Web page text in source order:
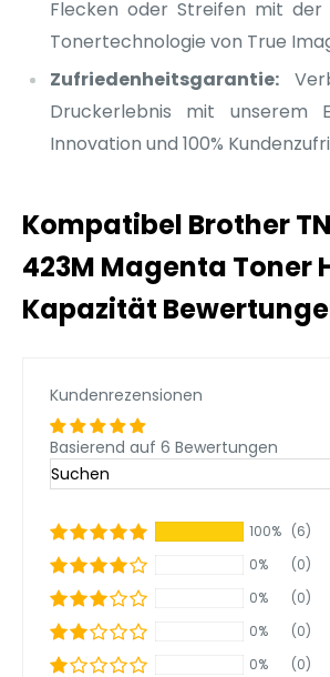
Flecken oder Streifen mit
Tonertechnologie von True
Zufriedenheitsgarantie:
Druckerlebnis mit unserem
Innovation und 100%
Kompatibel Brother
423M Magenta Toner
Kapazität
Kundenrezensionen
Basierend auf 6 Bewertungen
100% (6)
0%
(0)
0%
(0)
0%
(0)
0%
(0)